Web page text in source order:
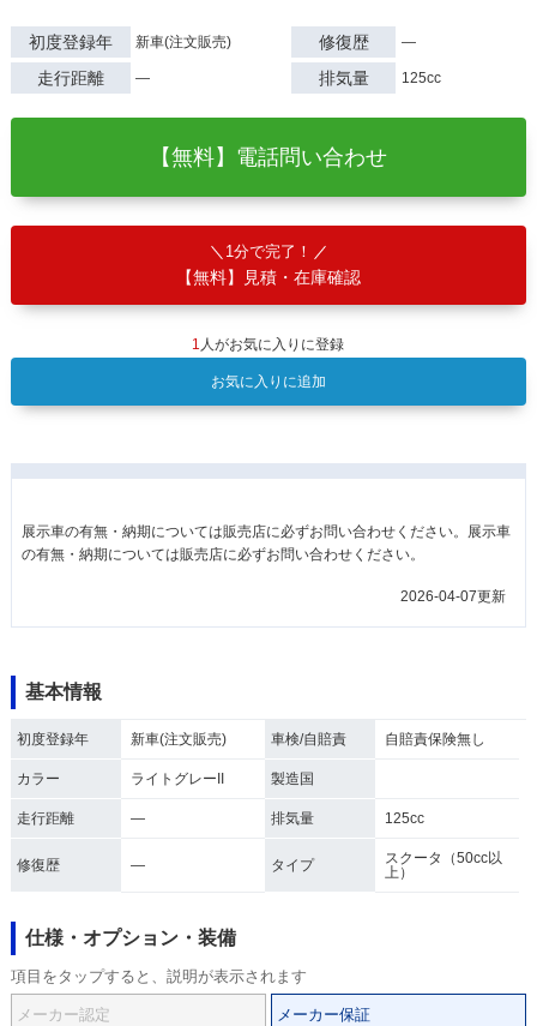
初度登録年 新車(注文販売) 修復歴 ―
走行距離 ― 排気量 125cc
【無料】電話問い合わせ
1分で完了！
【無料】見積・在庫確認
1 人がお気に入りに登録
お気に入りに追加
展示車の有無・納期については販売店に必ずお問い合わせください。展示車
の有無・納期については販売店に必ずお問い合わせください。
2026-04-07更新
基本情報
初度登録年 新車(注文販売) 車検/自賠責 自賠責保険無し
カラー ライトグレーII 製造国
走行距離 ― 排気量 125cc
修復歴 ― タイプ
スクータ（50cc以
上）
仕様・オプション・装備
項目をタップすると、説明が表示されます
メーカー認定 メーカー保証